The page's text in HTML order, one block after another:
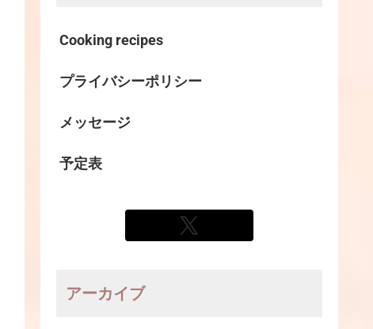
Cooking recipes
プライバシーポリシー
メッセージ
予定表
アーカイブ